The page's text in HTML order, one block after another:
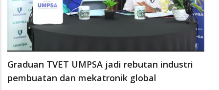
Graduan TVET UMPSA jadi rebutan industri
pembuatan dan mekatronik global